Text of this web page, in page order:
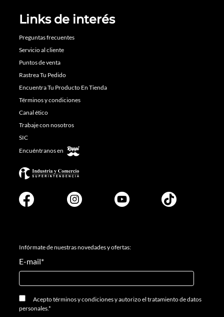
Links de interés
Preguntas frecuentes
Servicio al cliente
Puntos de venta
Rastrea Tu Pedido
Encuentra Tu Producto En Tienda
Términos y condiciones
Canal ético
Trabaje con nosotros
SIC
Encuéntranos en
Infórmate de nuestras novedades y ofertas:
E-mail*
Aceptotérminos y condicionesyautorizo el tratamiento de datos
personales.*